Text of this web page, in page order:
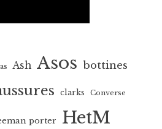
Ash Asos bottines
clarks Converse
porter HetM